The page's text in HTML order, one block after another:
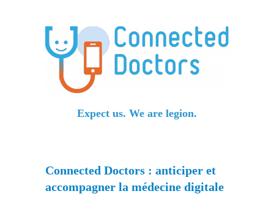
Expect us. We are legion.
Connected Doctors : anticiper et
accompagner la médecine digitale